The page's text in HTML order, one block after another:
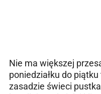
Nie ma większej
poniedziałku do
zasadzie świeci